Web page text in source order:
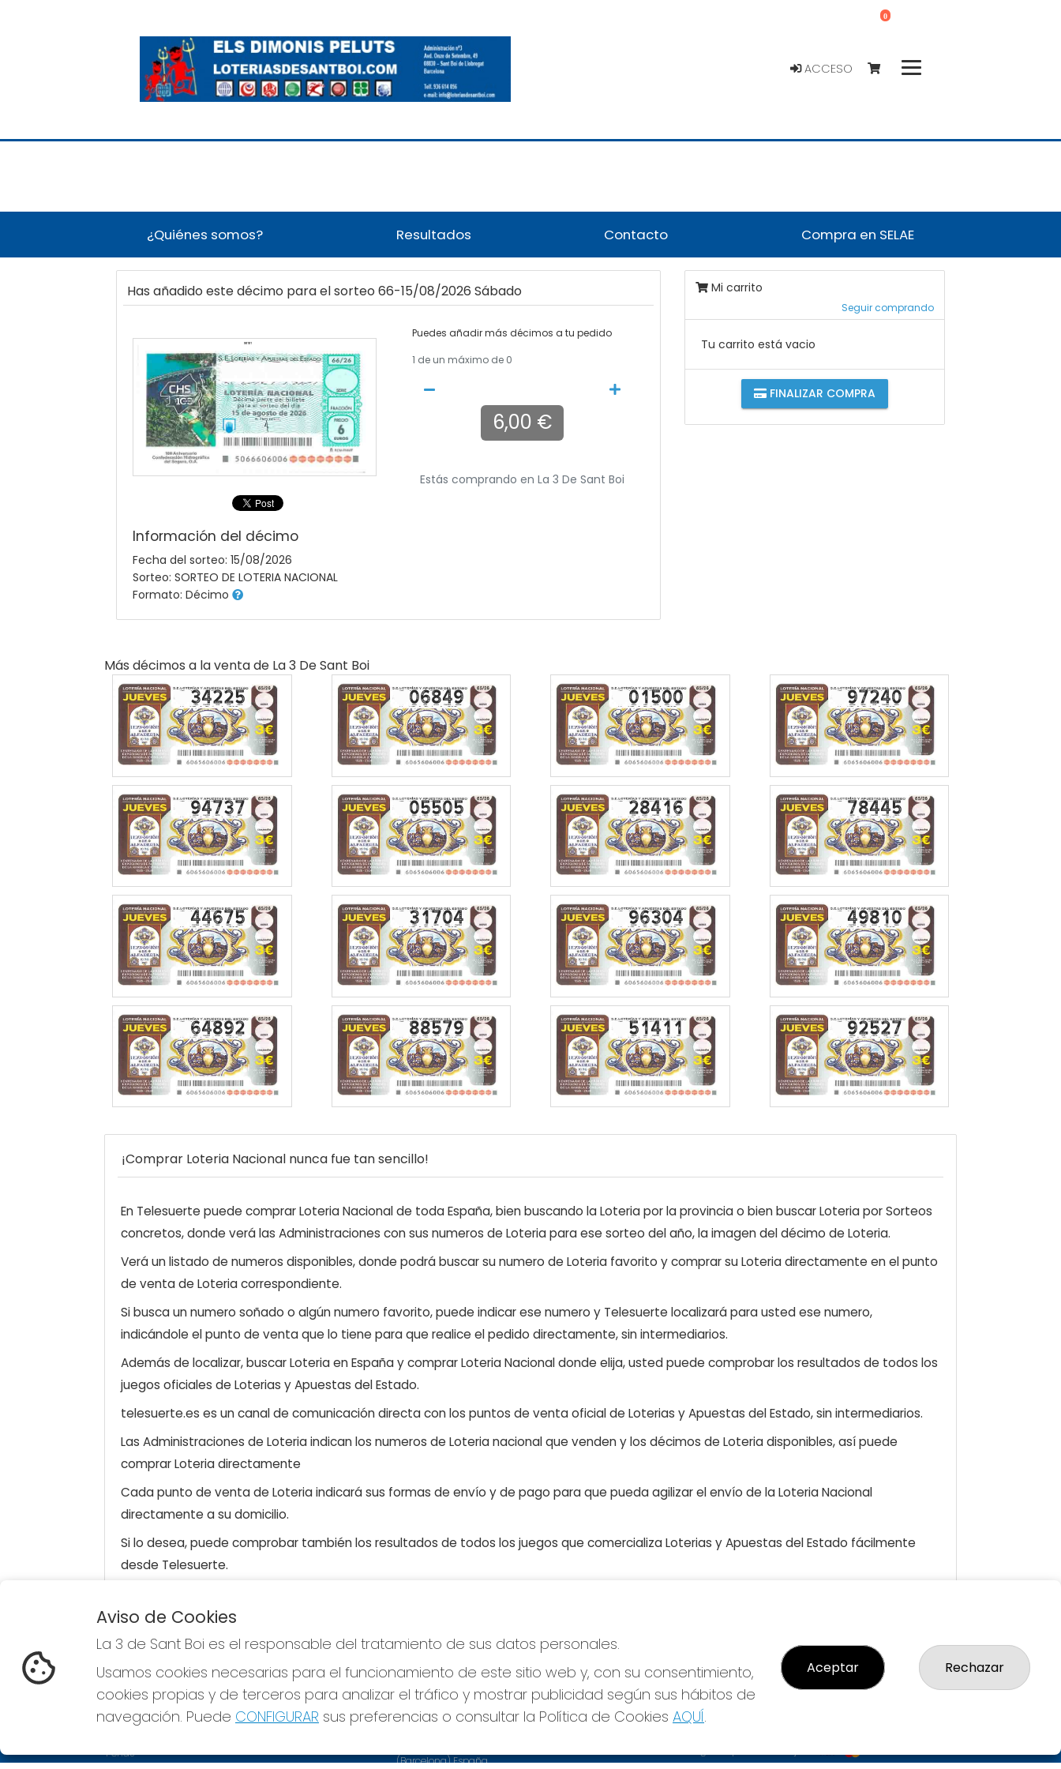
ACCESO
0
¿Quiénes somos? Resultados Contacto Compra en SELAE
Has añadido este décimo para el sorteo 66-15/08/2026 Sábado
98181
Información del décimo
Fecha del sorteo: 15/08/2026
Sorteo: SORTEO DE LOTERIA NACIONAL
Formato: Décimo
Puedes añadir más décimos a tu pedido
1 de un máximo de 0
6,00 €
Estás comprando en La 3 De Sant Boi
Mi carrito
Seguir comprando
Tu carrito está vacio
FINALIZAR COMPRA
Más décimos a la venta de La 3 De Sant Boi
34225 06849 01500 97240
94737 05505 28416 78445
44675 31704 96304 49810
64892 88579 51411 92527
¡Comprar Loteria Nacional nunca fue tan sencillo!
En Telesuerte puede comprar Loteria Nacional de toda España, bien buscando la Loteria por la provincia o bien buscar Loteria por Sorteos
concretos, donde verá las Administraciones con sus numeros de Loteria para ese sorteo del año, la imagen del décimo de Loteria.
Verá un listado de numeros disponibles, donde podrá buscar su numero de Loteria favorito y comprar su Loteria directamente en el punto
de venta de Loteria correspondiente.
Si busca un numero soñado o algún numero favorito, puede indicar ese numero y Telesuerte localizará para usted ese numero,
indicándole el punto de venta que lo tiene para que realice el pedido directamente, sin intermediarios.
Además de localizar, buscar Loteria en España y comprar Loteria Nacional donde elija, usted puede comprobar los resultados de todos los
juegos oficiales de Loterias y Apuestas del Estado.
telesuerte.es es un canal de comunicación directa con los puntos de venta oficial de Loterias y Apuestas del Estado, sin intermediarios.
Las Administraciones de Loteria indican los numeros de Loteria nacional que venden y los décimos de Loteria disponibles, así puede
comprar Loteria directamente
Cada punto de venta de Loteria indicará sus formas de envío y de pago para que pueda agilizar el envío de la Loteria Nacional
directamente a su domicilio.
Si lo desea, puede comprobar también los resultados de todos los juegos que comercializa Loterias y Apuestas del Estado fácilmente
desde Telesuerte.
LA 3 DE SANT BOI
Comprar lotería
Resultados
Empresas
Peñas
CONTACTO
LLOBREGAT - Receptor Oficial 15930
936614056
info@loteriasdesantboi.com
(Barcelona) España
Política de Privacidad
Política de Cookies
Condiciones de Compra
Aviso de Cookies
La 3 de Sant Boi es el responsable del tratamiento de sus datos personales.
Usamos cookies necesarias para el funcionamiento de este sitio web y, con su consentimiento,
cookies propias y de terceros para analizar el tráfico y mostrar publicidad según sus hábitos de
navegación. Puede CONFIGURAR sus preferencias o consultar la Política de Cookies AQUÍ.
Aceptar Rechazar